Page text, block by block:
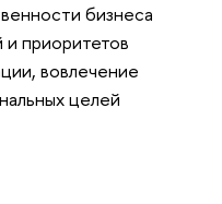
бизнеса
приоритетов
вовлечение
целей